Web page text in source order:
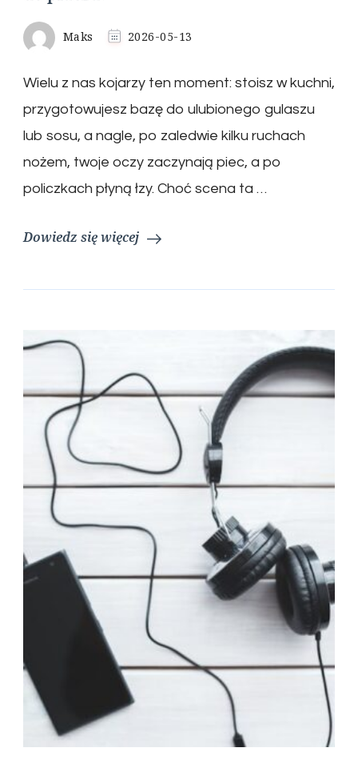
Maks 2026-05-13
Wielu z nas kojarzy ten moment: stoisz w kuchni,
przygotowujesz bazę do ulubionego gulaszu
lub sosu, a nagle, po zaledwie kilku ruchach
nożem, twoje oczy zaczynają piec, a po
policzkach płyną łzy. Choć scena ta …
Dowiedz się więcej